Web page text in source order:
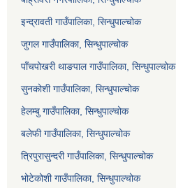
इन्द्रावती गाउँपालिका, सिन्धुपाल्चोक
जुगल गाउँपालिका, सिन्धुपाल्चोक
पाँचपोखरी थाङपाल गाउँपालिका, सिन्धुपाल्चोक
सुनकोशी गाउँपालिका, सिन्धुपाल्चोक
हेलम्बु गाउँपालिका, सिन्धुपाल्चोक
बलेफी गाउँपालिका, सिन्धुपाल्चोक
त्रिपुरासुन्दरी गाउँपालिका, सिन्धुपाल्चोक
भोटेकोशी गाउँपालिका, सिन्धुपाल्चोक